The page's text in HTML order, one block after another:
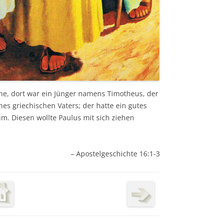
dort war ein Jünger namens Timotheus, der
griechischen Vaters; der hatte ein gutes
Diesen wollte Paulus mit sich ziehen
– Apostelgeschichte 16:1-3